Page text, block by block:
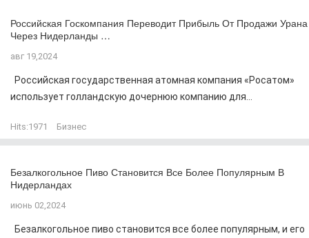
Российская Госкомпания Переводит Прибыль От Продажи Урана
Через Нидерланды …
авг 19,2024
Российская государственная атомная компания «Росатом»
использует голландскую дочернюю компанию для...
Hits:1971 Бизнес
Безалкогольное Пиво Становится Все Более Популярным В
Нидерландах
июнь 02,2024
Безалкогольное пиво становится все более популярным, и его